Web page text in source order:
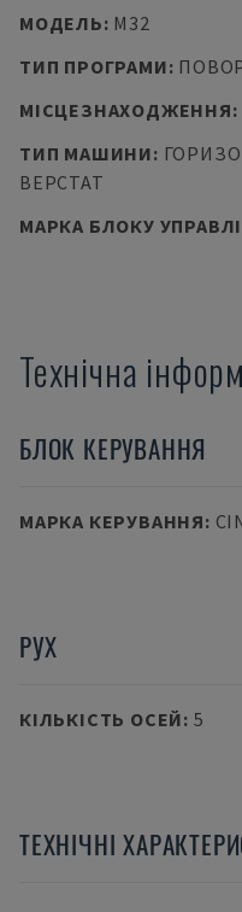
МОДЕЛЬ: M32
ТИП ПРОГРАМИ:
МІСЦЕЗНАХОДЖЕННЯ:
ТИП МАШИНИ:
ВЕРСТАТ
МАРКА БЛОКУ
Технічна
БЛОК КЕРУВАННЯ
МАРКА КЕРУВАННЯ:
РУХ
КІЛЬКІСТЬ ОСЕЙ: 5
ТЕХНІЧНІ